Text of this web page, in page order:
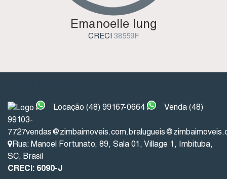
Emanoelle Iung
CRECI 38559F
Locação (48) 99167-0664
Venda (48)
99103-
7727vendas@zimbaimoveis.com.br
Rua: Manoel Fortunato, 89, Sala 01, Village 1, Imbituba,
SC, Brasil
CRECI: 6090-J